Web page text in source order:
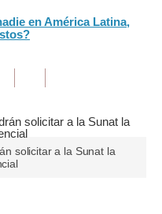
en América Latina,
solicitar a la Sunat la